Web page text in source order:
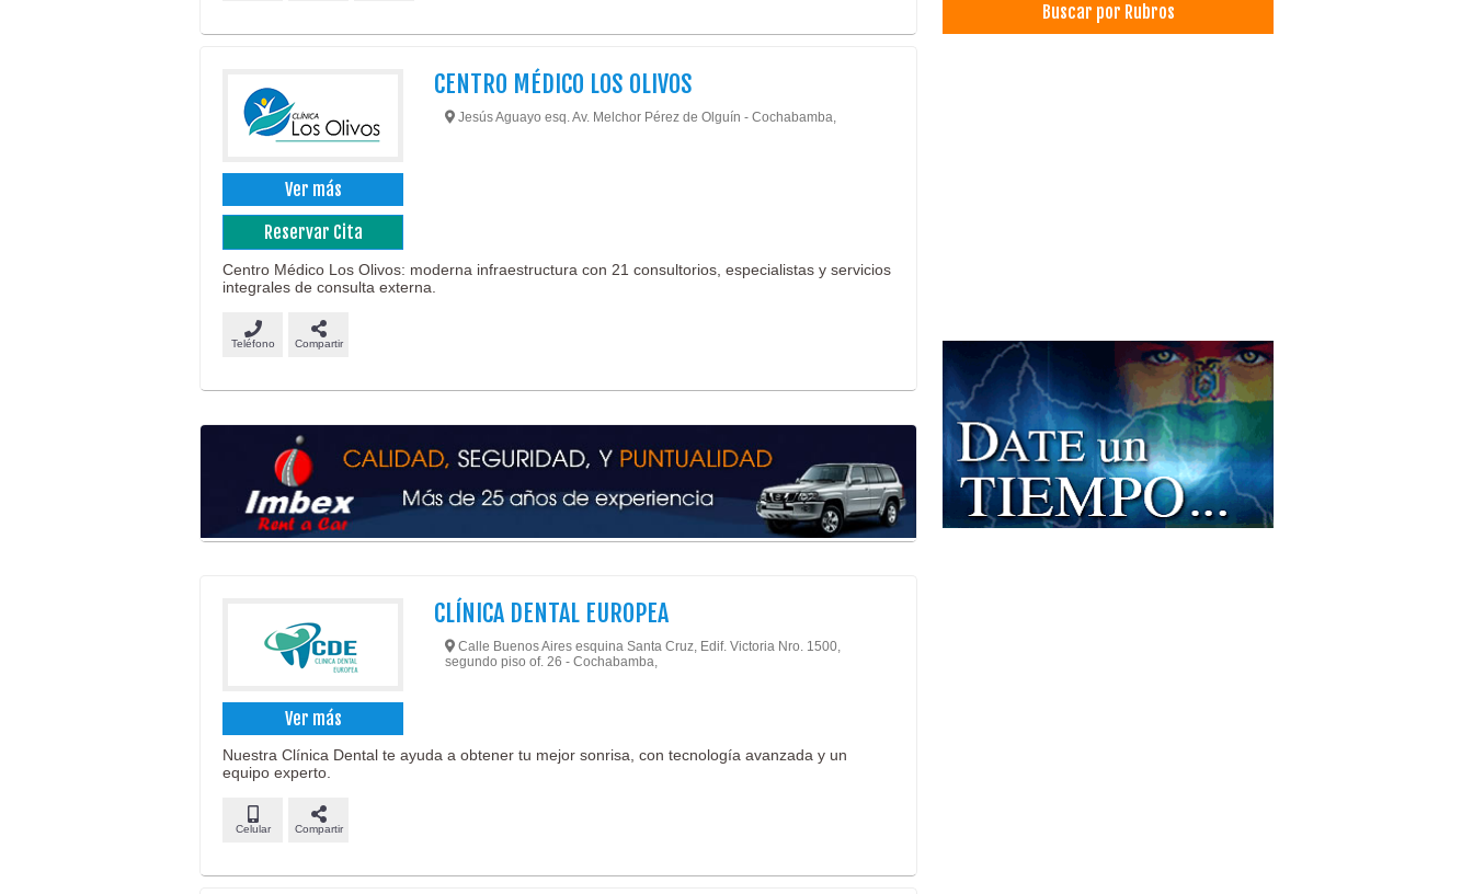
Ver más
Reservar Cita
CENTRO MÉDICO LOS OLIVOS
Jesús Aguayo esq. Av. Melchor Pérez de Olguín - Cochabamba,
Centro Médico Los Olivos: moderna infraestructura con 21 consultorios, especialistas y servicios
integrales de consulta externa.
Teléfono Compartir
Ver más
CLÍNICA DENTAL EUROPEA
Calle Buenos Aires esquina Santa Cruz, Edif. Victoria Nro. 1500,
segundo piso of. 26 - Cochabamba,
Nuestra Clínica Dental te ayuda a obtener tu mejor sonrisa, con tecnología avanzada y un
equipo experto.
Celular Compartir
Ropa Deportiva
Fonoaudiología
Fisioterapia Integral
Fisioterapia
Médicos Traumatólogos
Neurología psicomotricidad
Ortopedias
Rehabilitación
Buscar por Rubros